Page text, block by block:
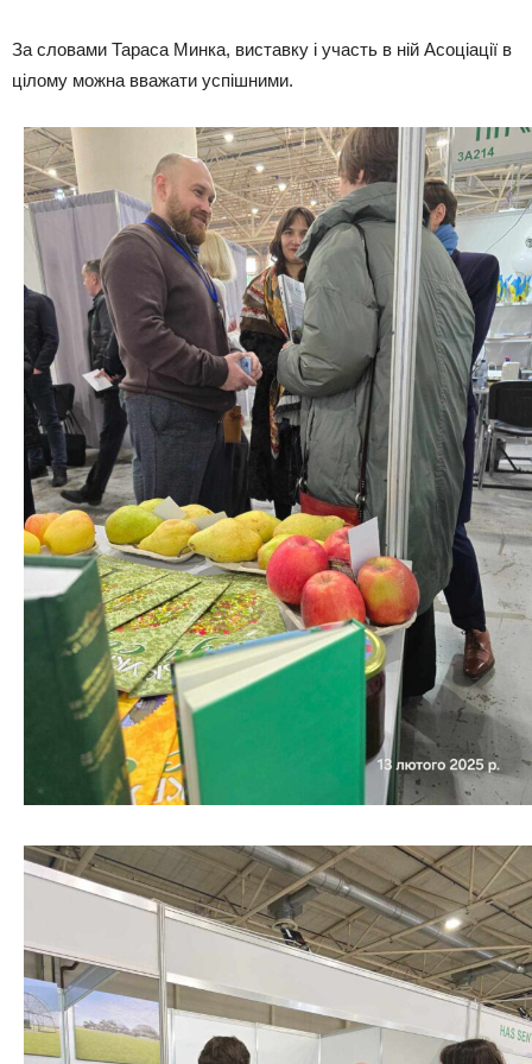
За словами Тараса Минка, виставку і участь в ній Асоціації в
цілому можна вважати успішними.